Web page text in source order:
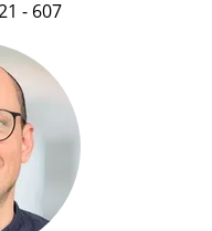
- 607